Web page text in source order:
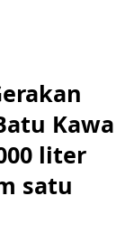
Kawa
liter
satu